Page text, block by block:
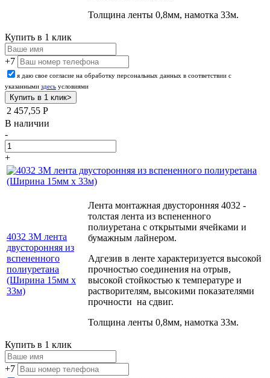
Толщина ленты 0,8мм, намотка 33м.
Купить в 1 клик
+7
я даю свое согласие на обработку персональных данных в соответствии с
указанными здесь условиями
2 457,55 Р
В наличии
-
+
4032 3М лента
двусторонняя из
вспененного
полиуретана
(Ширина 15мм х
33м)
Лента монтажная двусторонняя 4032 -
толстая лента из вспененного
полиуретана с открытыми ячейками и
бумажным лайнером.
Адгезив в ленте характеризуется высокой
прочностью соединения на отрыв,
высокой стойкостью к температуре и
растворителям, высокими показателями
прочности на сдвиг.
Толщина ленты 0,8мм, намотка 33м.
Купить в 1 клик
+7